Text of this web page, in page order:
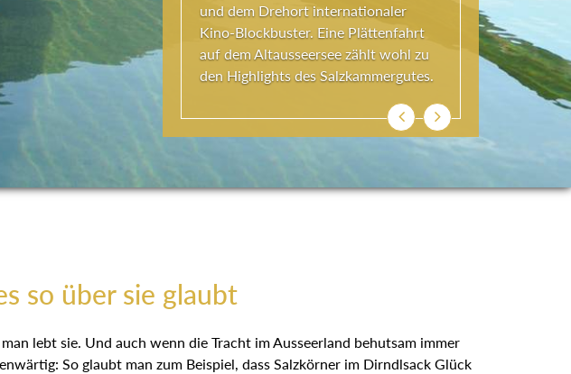
Inspiration. Das Wirkungsvermögen
kommt aus der Natur und ihren
ewigen Gestalten – den Bergen und
Seen.
ZurückWeiter
so über sie glaubt
lebt sie. Und auch wenn die Tracht im Ausseerland behutsam immer
So glaubt man zum Beispiel, dass Salzkörner im Dirndlsack Glück